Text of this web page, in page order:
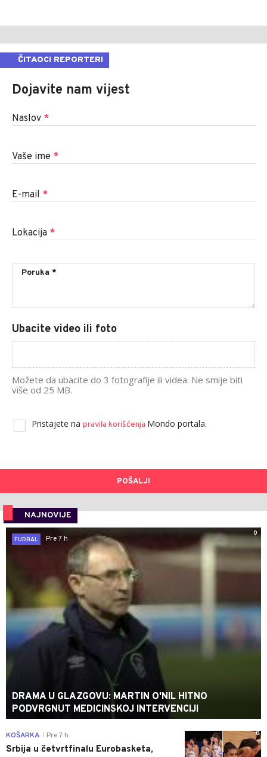
ČITAOCI REPORTERI
Dojavite nam vijest
Naslov *
Vaše ime *
E-mail *
Lokacija *
Ubacite video ili foto
Možete da ubacite do 3 fotografije ili videa. Ne smije biti
više od 25 MB.
Pristajete na pravila korišćenja Mondo portala.
POŠALJI
NAJNOVIJE
0
FUDBAL
Pre 7 h
DRAMA U GLAZGOVU: MARTIN O'NIL HITNO
PODVRGNUT MEDICINSKOJ INTERVENCIJI
0
KOŠARKA Pre 7 h
Srbija u četvrtfinalu Eurobasketa,